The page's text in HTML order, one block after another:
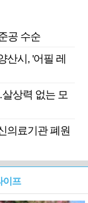
공 수순
시, '어필 레
상력 없는 모
의료기관 폐원
이프